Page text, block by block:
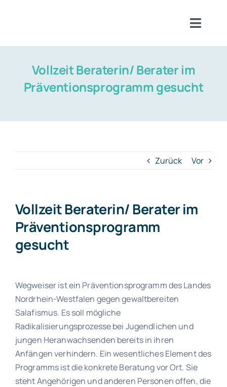
Aktuelles
Termine
Kurse und Angebote
Bereiche
Vollzeit Beraterin/ Berater im
Präventionsprogramm gesucht
Zurück Vor
Vollzeit Beraterin/ Berater im
Präventionsprogramm
gesucht
Wegweiser ist ein Präventionsprogramm des Landes
Nordrhein-Westfalen gegen gewaltbereiten
Salafismus. Es soll mögliche
Radikalisierungsprozesse bei Jugendlichen und
jungen Heranwachsenden bereits in ihren
Anfängen verhindern. Ein wesentliches Element des
Programms ist die konkrete Beratung vor Ort. Sie
steht Angehörigen und anderen Personen offen, die